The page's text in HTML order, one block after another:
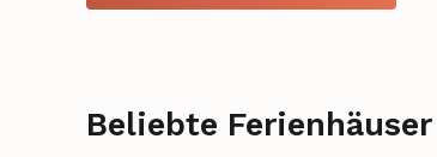
Beliebte